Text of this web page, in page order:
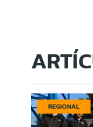
REGIONAL